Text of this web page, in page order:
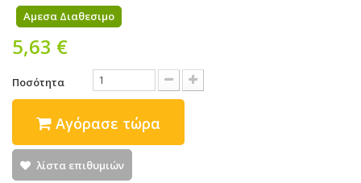
Αμεσα Διαθεσιμο
5,63 €
Ποσότητα
Αγόρασε τώρα
λίστα επιθυμιών